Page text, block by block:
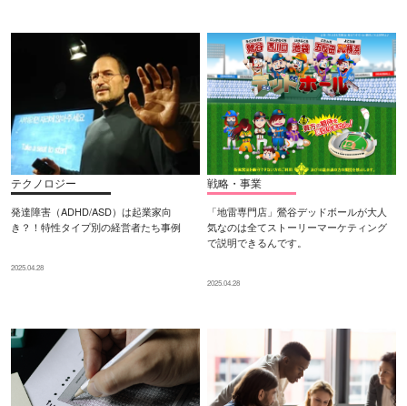
テクノロジー
発達障害（ADHD/ASD）は起業家向
き？！特性タイプ別の経営者たち事例
2025.04.28
戦略・事業
「地雷専門店」鶯谷デッドボールが大人
気なのは全てストーリーマーケティング
で説明できるんです。
2025.04.28